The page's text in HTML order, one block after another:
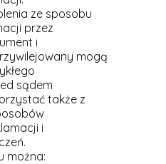
ze sposobu
przez
i
mogą
sądem
także z
i
można: